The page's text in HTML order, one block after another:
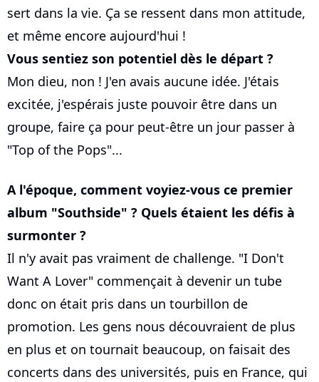
sert dans la vie. Ça se ressent dans mon attitude,
et même encore aujourd'hui !
Vous sentiez son potentiel dès le départ ?
Mon dieu, non ! J'en avais aucune idée. J'étais
excitée, j'espérais juste pouvoir être dans un
groupe, faire ça pour peut-être un jour passer à
"Top of the Pops"...
A l'époque, comment voyiez-vous ce premier
album "Southside" ? Quels étaient les défis à
surmonter ?
Il n'y avait pas vraiment de challenge. "I Don't
Want A Lover" commençait à devenir un tube
donc on était pris dans un tourbillon de
promotion. Les gens nous découvraient de plus
en plus et on tournait beaucoup, on faisait des
concerts dans des universités, puis en France, qui